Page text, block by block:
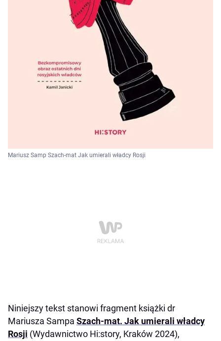
Mariusz Samp Szach-mat Jak umierali władcy Rosji
Niniejszy tekst stanowi fragment książki dr
Mariusza Sampa Szach-mat. Jak umierali władcy
Rosji (Wydawnictwo Hi:story, Kraków 2024),